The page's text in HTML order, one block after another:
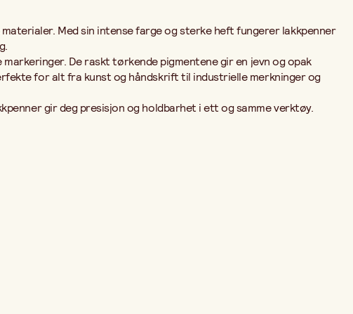
Med sin intense farge og sterke heft fungerer lakkpenner
De raskt tørkende pigmentene gir en jevn og opak
for alt fra kunst og håndskrift til industrielle merkninger og
gir deg presisjon og holdbarhet i ett og samme verktøy.